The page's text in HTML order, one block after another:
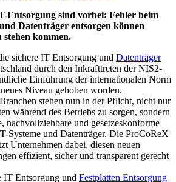
Datenträger entsorgen können
kommen.
sichere IT Entsorgung und Datenträger
durch den Inkrafttreten der NIS2-
Einführung der internationalen Norm
Niveau gehoben worden.
stehen nun in der Pflicht, nicht nur
während des Betriebs zu sorgen, sondern
nachvollziehbare und gesetzeskonforme
Systeme und Datenträger. Die ProCoReX
Unternehmen dabei, diesen neuen
effizient, sicher und transparent gerecht
IT Entsorgung und Festplatten Entsorgung